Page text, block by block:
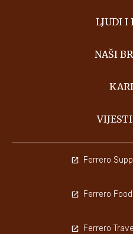
LJUDI I
NAŠI
Ferrero
Ferrero
Ferrero